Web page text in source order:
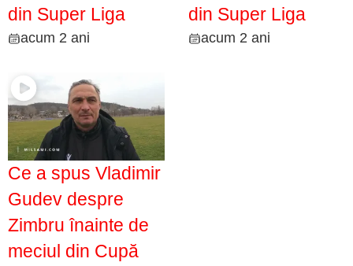
din Super Liga
acum 2 ani
din Super Liga
acum 2 ani
Ce a spus Vladimir
Gudev despre
Zimbru înainte de
meciul din Cupă